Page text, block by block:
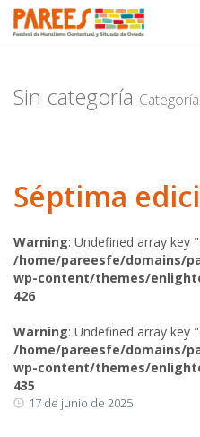
content
Sin categoría Categoría
Séptima
Warning: Undefined array key
/home/pareesfe/domains/
wp-content/themes/
426
Warning: Undefined array key
/home/pareesfe/domains/
wp-content/themes/
435
17 de junio de 2025